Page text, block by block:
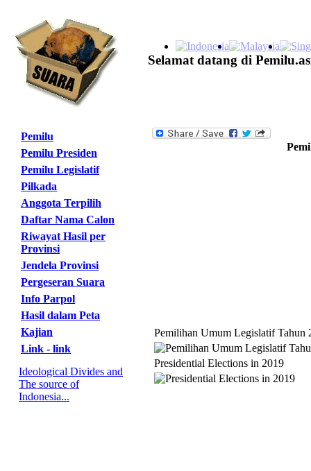
Selamat datang di
Pemilu
Pemilu Presiden
Pemilu Legislatif
Pilkada
Anggota Terpilih
Daftar Nama Calon
Riwayat Hasil per
Provinsi
Jendela Provinsi
Pergeseran Suara
Info Parpol
Hasil dalam Peta
Kajian
Link - link
Ideological Divides and
The source of
Indonesia...
Pemilihan Umum Legislatif Tahun
Presidential Elections in 2019